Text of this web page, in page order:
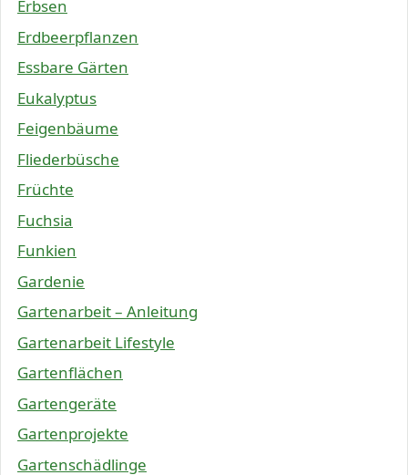
Erbsen
Erdbeerpflanzen
Essbare Gärten
Eukalyptus
Feigenbäume
Fliederbüsche
Früchte
Fuchsia
Funkien
Gardenie
Gartenarbeit – Anleitung
Gartenarbeit Lifestyle
Gartenflächen
Gartengeräte
Gartenprojekte
Gartenschädlinge